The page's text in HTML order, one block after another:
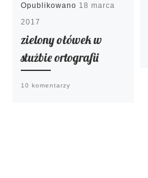
Opublikowano 18 marca
2017
zielony ołówek w
służbie ortografii
10 komentarzy